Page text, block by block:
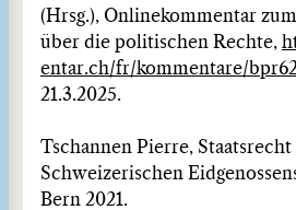
(Hrsg.), Onlinekommentar
über die politischen Rechte,
entar.ch/fr/kommentare/
21.3.2025.
Tschannen Pierre, Staatsrecht
Schweizerischen
Bern 2021.